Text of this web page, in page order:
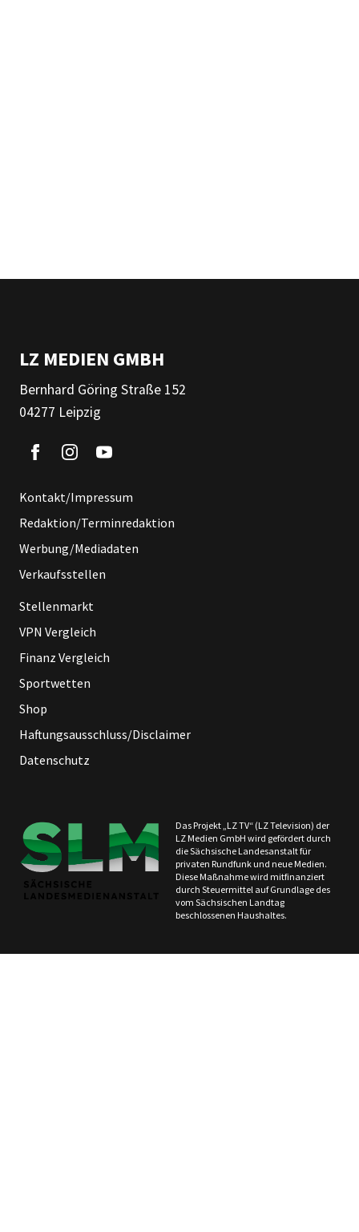
LZ MEDIEN GMBH
Bernhard Göring Straße 152
04277 Leipzig
Kontakt/Impressum
Redaktion/Terminredaktion
Werbung/Mediadaten
Verkaufsstellen
Stellenmarkt
VPN Vergleich
Finanz Vergleich
Sportwetten
Shop
Haftungsausschluss/Disclaimer
Datenschutz
Das Projekt „LZ TV“ (LZ Television) der
LZ Medien GmbH wird gefördert durch
die Sächsische Landesanstalt für
privaten Rundfunk und neue Medien.
Diese Maßnahme wird mitfinanziert
durch Steuermittel auf Grundlage des
vom Sächsischen Landtag
beschlossenen Haushaltes.